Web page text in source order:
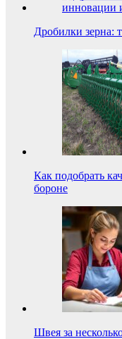
Дробилки зерна:
Как подобрать
бороне
Швея за